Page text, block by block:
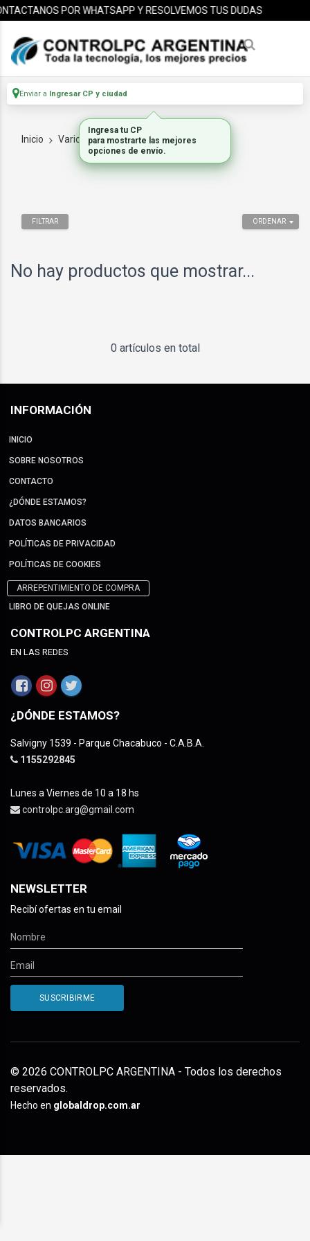
POR WHATSAPP Y RESOLVEMOS TUS DUDAS
Enviar a Ingresar CP y ciudad
Inicio Varios Componentes RACK
ORDENAR
FILTRAR
No hay productos que mostrar...
0 artículos en total
INFORMACIÓN
INICIO
SOBRE NOSOTROS
CONTACTO
¿DÓNDE ESTAMOS?
DATOS BANCARIOS
POLÍTICAS DE PRIVACIDAD
POLÍTICAS DE COOKIES
ARREPENTIMIENTO DE COMPRA
LIBRO DE QUEJAS ONLINE
CONTROLPC ARGENTINA
EN LAS REDES
¿DÓNDE ESTAMOS?
Salvigny 1539 - Parque Chacabuco - C.A.B.A.
1155292845
Lunes a Viernes de 10 a 18 hs
controlpc.arg@gmail.com
NEWSLETTER
Recibí ofertas en tu email
© 2026 CONTROLPC ARGENTINA - Todos los derechos
reservados.
Hecho en globaldrop.com.ar
Ingresa tu CP
para mostrarte las mejores
opciones de envío.